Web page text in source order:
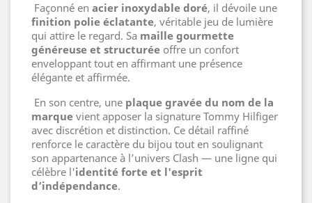
Façonné en acier inoxydable doré, il dévoile une
finition polie éclatante, véritable jeu de lumière
qui attire le regard. Sa maille gourmette
généreuse et structurée offre un confort
enveloppant tout en affirmant une présence
élégante et affirmée.
En son centre, une plaque gravée du nom de la
marque vient apposer la signature Tommy Hilfiger
avec discrétion et distinction. Ce détail raffiné
renforce le caractère du bijou tout en soulignant
son appartenance à l’univers Clash — une ligne qui
célèbre l'identité forte et l'esprit
d’indépendance.